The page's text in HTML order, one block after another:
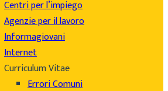
Centri per l’impiego
Agenzie per il lavoro
Informagiovani
Internet
Curriculum Vitae
Errori Comuni